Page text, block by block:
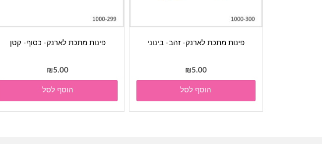
פינות מתכת לארנק- כסוף- קטן
₪5.00
הוסף לסל
פינות מתכת לארנק- זהב- בינוני
₪5.00
הוסף לסל